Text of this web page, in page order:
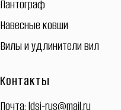
Пантограф
Навесные ковши
Вилы и удлинители вил
Контакты
Почта:ldsj-rus@mail.ru